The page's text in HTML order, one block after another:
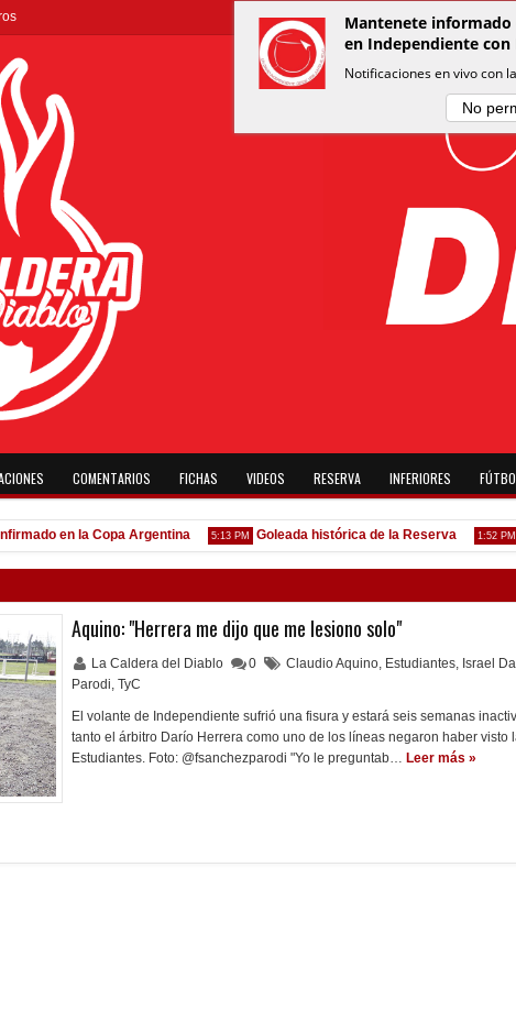
COMENTARIOS FICHAS VIDEOS RESERVA INFERIORES
en la Copa Argentina 5:13 PM Goleada histórica de la Reserva 1:52 PM
Aquino: "Herrera me dijo que me lesiono solo"
La Caldera del Diablo 0 Claudio Aquino, Estudiantes, Israel
Parodi, TyC
El volante de Independiente sufrió una fisura y estará seis semanas
tanto el árbitro Darío Herrera como uno de los líneas negaron haber visto
Estudiantes. Foto: @fsanchezparodi "Yo le preguntab… Leer más »
Mantenete
en Independiente con
Notificaciones en vivo con
No